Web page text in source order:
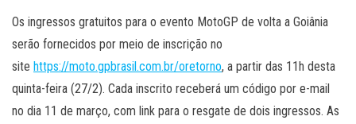
Os ingressos gratuitos para o evento MotoGP de volta a Goiânia
serão fornecidos por meio de inscrição no
site https://moto.gpbrasil.com.br/oretorno, a partir das 11h desta
quinta-feira (27/2). Cada inscrito receberá um código por e-mail
no dia 11 de março, com link para o resgate de dois ingressos. As